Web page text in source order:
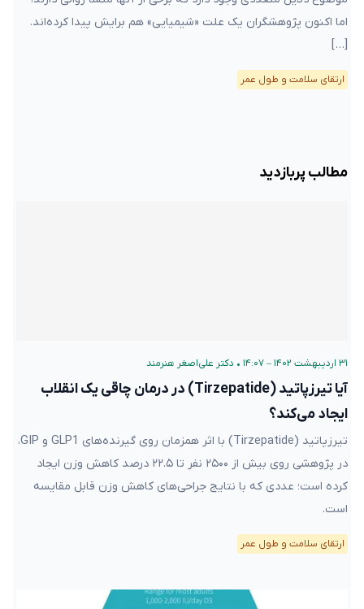
اما اکنون پژوهشگران یک علت «شیمیایی» هم برایش پیدا کرده‌اند.
[…]
ارتقای سلامت و طول عمر
مطالب پربازدید
۳۱ اردیبهشت ۱۴۰۲ – ۱۴:۰۷ • دکتر علی‌اصغر هنرمند
آیا تیرزپاتید (Tirzepatide) در درمان چاقی یک انقلاب
ایجاد می‌کند؟
تیرزپاتید (Tirzepatide) با اثر همزمان روی گیرنده‌های GLP1 و GIP،
در پژوهشی روی بیش از ۲۵۰۰ نفر تا ۲۲.۵ درصد کاهش وزن ایجاد
کرده است؛ عددی که با نتایج جراحی‌های کاهش وزن قابل مقایسه
است.
ارتقای سلامت و طول عمر